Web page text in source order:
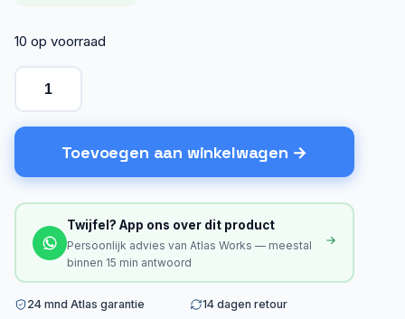
10 op voorraad
Toevoegen aan winkelwagen
Twijfel? App ons over dit product
Persoonlijk advies van Atlas Works — meestal
binnen 15 min antwoord
24 mnd Atlas garantie
14 dagen retour